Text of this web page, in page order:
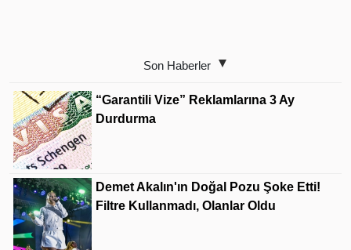
Son Haberler
“Garantili Vize” Reklamlarına 3 Ay
Durdurma
Demet Akalın'ın Doğal Pozu Şoke Etti!
Filtre Kullanmadı, Olanlar Oldu